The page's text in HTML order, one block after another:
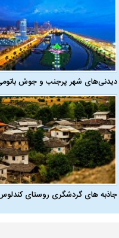
دیدنی‌های شهر پرجنب و جوش
جاذبه های گردشگری روستای